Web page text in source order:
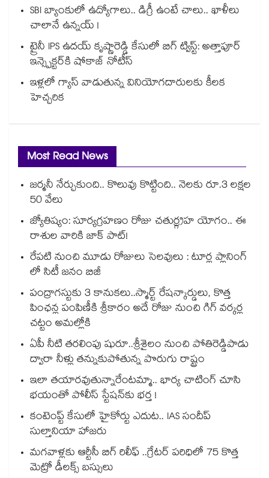
SBI బ్యాంకులో ఉద్యోగాలు.. డిగ్రీ ఉంటే చాలు.. ఖాళీలు
చాలానే ఉన్నయ్ !
ట్రైనీ IPS ఉదయ్ కృష్ణారెడ్డి కేసులో బిగ్ ట్విస్ట్: అత్తాపూర్
ఇన్స్పెక్టర్‎కి షోకాజ్ నోటీస్
ఇళ్లలో గ్యాస్ వాడుతున్న వినియోగదారులకు కీలక
హెచ్చరిక
Most Read News
జర్మనీ నేర్చుకుంది.. కొలువు కొట్టింది.. నెలకు రూ.3 లక్షల
50 వేలు
జ్యోతిష్యం: సూర్యగ్రహణం రోజు చతుర్గ్రహ యోగం.. ఈ
రాశుల వారికి జాక్ పాట్!
రేపటి నుంచి మూడు రోజులు సెలవులు : టూర్ల ప్లానింగ్
లో సిటీ జనం బిజీ
పంద్రాగస్టుకు 3 కానుకలు..స్మార్ట్ రేషన్కార్డులు, కొత్త
పింఛన్ల పంపిణీకి శ్రీకారం అదే రోజు నుంచి గిగ్ వర్కర్ల
చట్టం అమల్లోకి
ఏపీ నీటి తరలింపు షురూ..శ్రీశైలం నుంచి పోతిరెడ్డిపాడు
ద్వారా నీళ్లు తన్నుకుపోతున్న పొరుగు రాష్ట్రం
ఇలా తయారవుతున్నారేంటమ్మా.. భార్య చాటింగ్ చూసి
భయంతో పోలీస్ స్టేషన్⁫కు భర్త !
కంటెంప్ట్ కేసులో హైకోర్టు ఎదుట.. IAS సందీప్
సుల్తానియా హాజరు
మగవాళ్లకు ఆర్టీసీ బిగ్ రిలీఫ్ ..గ్రేటర్ పరిధిలో 75 కొత్త
మెట్రో డీలక్స్ బస్సులు